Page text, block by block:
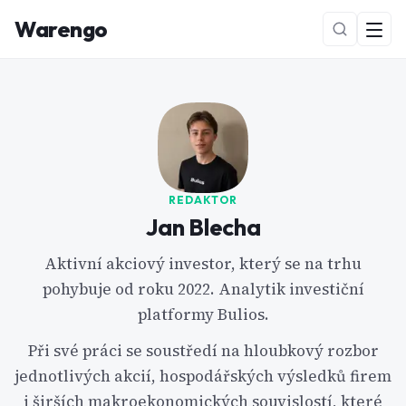
Warengo
REDAKTOR
Jan Blecha
Aktivní akciový investor, který se na trhu
pohybuje od roku 2022. Analytik investiční
platformy Bulios.
Při své práci se soustředí na hloubkový rozbor
jednotlivých akcií, hospodářských výsledků firem
i širších makroekonomických souvislostí, které